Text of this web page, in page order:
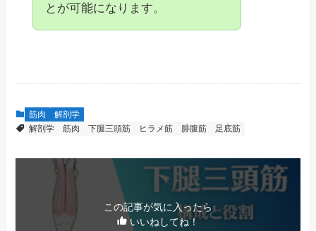
とが可能になります。
筋肉
解剖学
解剖学
筋肉 下腿三頭筋 ヒラメ筋 腓腹筋 足底筋
この記事が気に入ったら
いいねしてね！